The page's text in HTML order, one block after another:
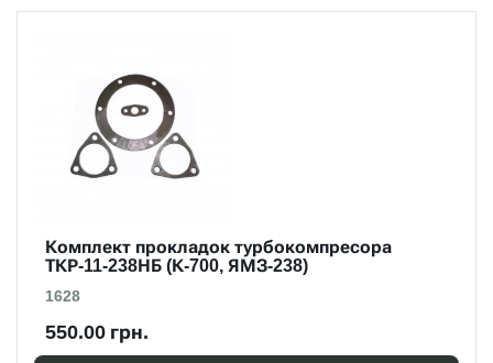
Комплект прокладок турбокомпресора
ТКР-11-238НБ (К-700, ЯМЗ-238)
1628
550.00 грн.